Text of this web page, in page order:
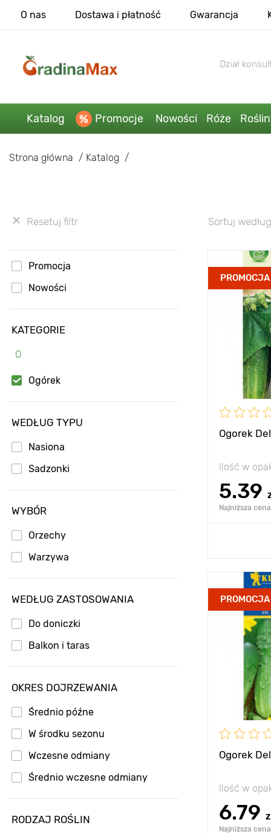
O nas Dostawa i płatność Gwarancja
Dział
Katalog Promocje Nowości Róże
Strona główna Katalog
Resetuj filtr
Promocja
Nowości
KATEGORIE
O
Ogórek
WEDŁUG TYPU
Nasiona
Sadzonki
WYBÓR
Orzechy
Warzywa
WEDŁUG ZASTOSOWANIA
Do doniczki
Balkon i taras
OKRES DOJRZEWANIA
Średnio późne
W środku sezonu
Wczesne odmiany
Średnio wczesne odmiany
RODZAJ ROŚLIN
Sortuj
PROMOCJA
Ogorek
Ilość w
5.39
Najniższa
Zalety
Wysokość
Rozstawa
Stanowisko
Wydajność
PROMOCJA
Ogorek
Ilość w
6.79
Najniższa
Zalety
Rozstawa
Stanowisko